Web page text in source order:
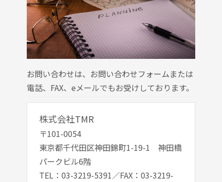
お問い合わせは、お問い合わせフォームまたは
電話、FAX、eメールでもお受けしております。
株式会社TMR
〒101-0054
東京都千代田区神田錦町1-19-1 神田橋
パークビル6階
TEL：03-3219-5391／FAX：03-3219-